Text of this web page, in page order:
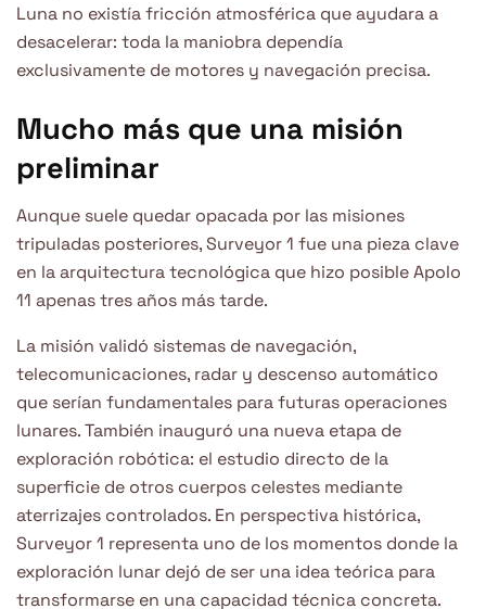
Luna no existía fricción atmosférica que ayudara a
desacelerar: toda la maniobra dependía
exclusivamente de motores y navegación precisa.
Mucho más que una misión
preliminar
Aunque suele quedar opacada por las misiones
tripuladas posteriores, Surveyor 1 fue una pieza clave
en la arquitectura tecnológica que hizo posible Apolo
11 apenas tres años más tarde.
La misión validó sistemas de navegación,
telecomunicaciones, radar y descenso automático
que serían fundamentales para futuras operaciones
lunares. También inauguró una nueva etapa de
exploración robótica: el estudio directo de la
superficie de otros cuerpos celestes mediante
aterrizajes controlados. En perspectiva histórica,
Surveyor 1 representa uno de los momentos donde la
exploración lunar dejó de ser una idea teórica para
transformarse en una capacidad técnica concreta.